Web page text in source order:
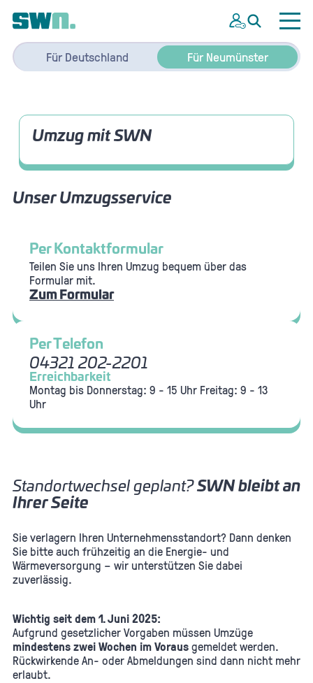
Für Deutschland Für Neumünster
Umzug mit SWN
Unser Umzugsservice
Per Kontaktformular
Teilen Sie uns Ihren Umzug bequem über das
Formular mit.
Zum Formular
Per Telefon
04321 202-2201
Erreichbarkeit
Montag bis Donnerstag: 9 - 15 Uhr Freitag: 9 - 13
Uhr
Standortwechsel geplant?SWN bleibt an
Ihrer Seite
Sie verlagern Ihren Unternehmensstandort? Dann denken
Sie bitte auch frühzeitig an die Energie- und
Wärmeversorgung – wir unterstützen Sie dabei
zuverlässig.
Wichtig seit dem 1. Juni 2025:
Aufgrund gesetzlicher Vorgaben müssen Umzüge
mindestens zwei Wochen im Vorausgemeldet werden.
Rückwirkende An- oder Abmeldungen sind dann nicht mehr
erlaubt.